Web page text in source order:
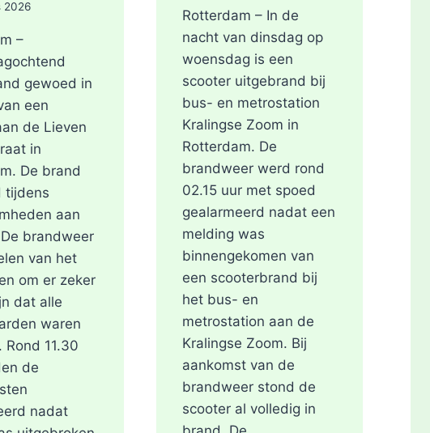
2026
–
gewoed in
een
de Lieven
in
De brand
tijdens
aan
brandweer
van het
om er zeker
dat alle
waren
11.30
de
nadat
Rotterdam – In de
nacht van dinsdag op
woensdag is een
scooter uitgebrand bij
bus- en metrostation
Kralingse Zoom in
Rotterdam. De
brandweer werd rond
02.15 uur met spoed
gealarmeerd nadat een
melding was
binnengekomen van
een scooterbrand bij
het bus- en
metrostation aan de
Kralingse Zoom. Bij
aankomst van de
brandweer stond de
scooter al volledig in